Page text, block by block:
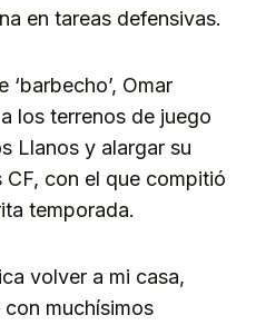
en tareas defensivas.
Omar
los terrenos de juego
Llanos y alargar su
con el que compitió
temporada.
volver a mi casa,
muchísimos